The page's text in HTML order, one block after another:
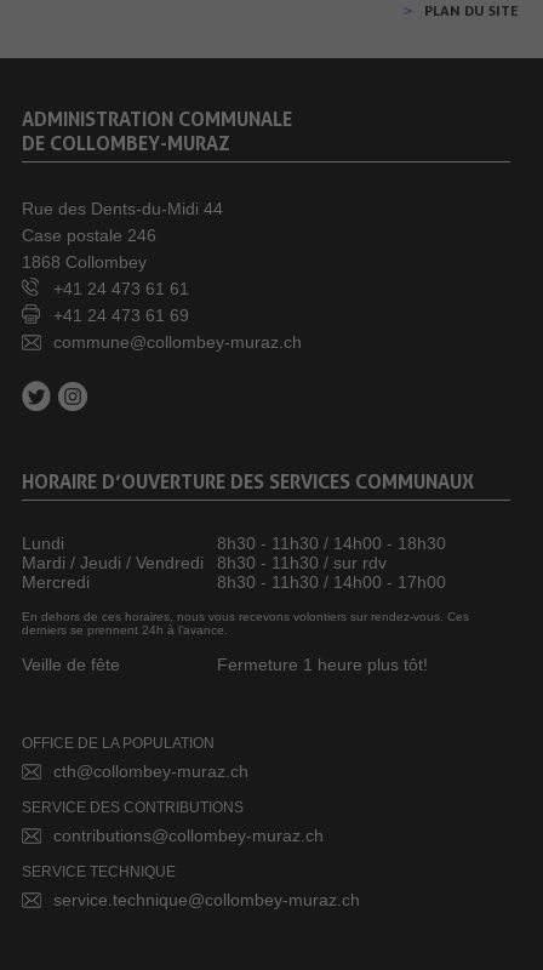
PLAN DU SITE
ADMINISTRATION COMMUNALE
DE COLLOMBEY-MURAZ
Rue des Dents-du-Midi 44
Case postale 246
1868 Collombey
+41 24 473 61 61
+41 24 473 61 69
commune@collombey-muraz.ch
HORAIRE D’OUVERTURE DES SERVICES COMMUNAUX
Lundi
8h30 - 11h30 / 14h00 - 18h30
Mardi / Jeudi / Vendredi
8h30 - 11h30 / sur rdv
Mercredi
8h30 - 11h30 / 14h00 - 17h00
En dehors de ces horaires, nous vous recevons volontiers sur rendez-vous. Ces
derniers se prennent 24h à l’avance.
Veille de fête Fermeture 1 heure plus tôt!
OFFICE DE LA POPULATION
cth@collombey-muraz.ch
SERVICE DES CONTRIBUTIONS
contributions@collombey-muraz.ch
SERVICE TECHNIQUE
service.technique@collombey-muraz.ch